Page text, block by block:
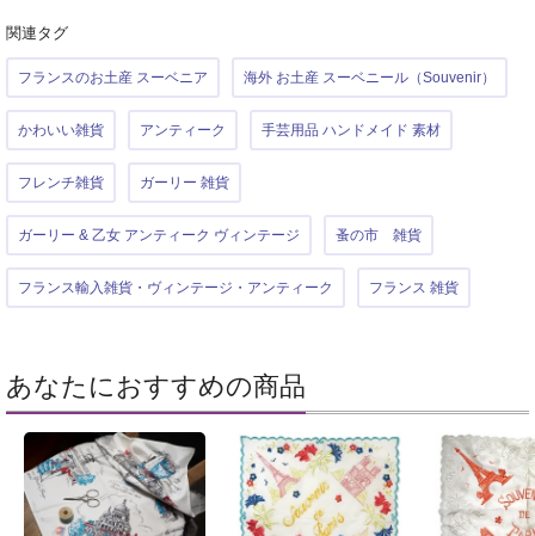
関連タグ
フランスのお土産 スーベニア 海外 お土産 スーベニール（Souvenir）
かわいい雑貨 アンティーク 手芸用品 ハンドメイド 素材
フレンチ雑貨 ガーリー 雑貨
ガーリー & 乙女 アンティーク ヴィンテージ 蚤の市 雑貨
フランス輸入雑貨・ヴィンテージ・アンティーク フランス 雑貨
あなたにおすすめの商品